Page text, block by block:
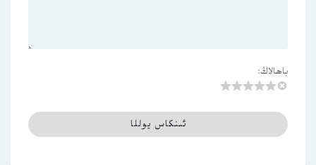
باھالاڭ: